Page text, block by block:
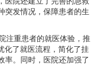
突发情况，保障患者的生
注重患者的就医体验，推
化了就医流程，简化了挂
率。同时，医院还加强了